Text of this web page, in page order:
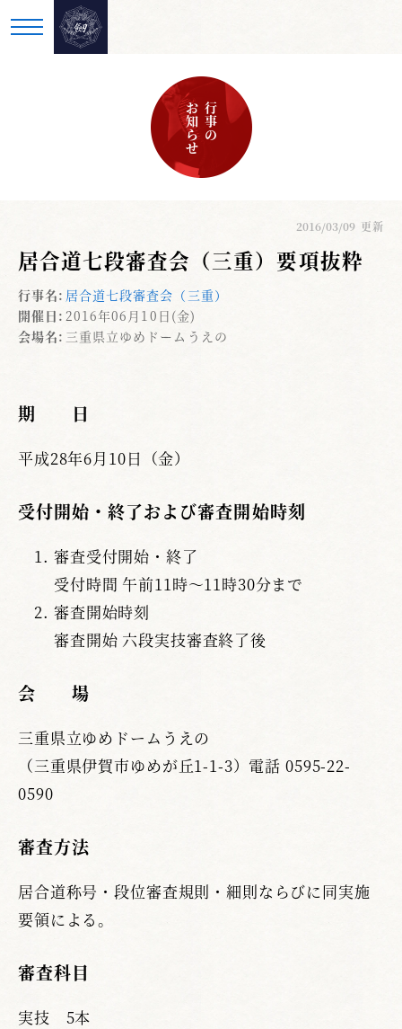
行事の
お知らせ
2016/03/09 更新
居合道七段審査会（三重）要項抜粋
行事名: 居合道七段審査会（三重）
開催日: 2016年06月10日(金)
会場名: 三重県立ゆめドームうえの
期 日
平成28年6月10日（金）
受付開始・終了および審査開始時刻
審査受付開始・終了
受付時間 午前11時～11時30分まで
審査開始時刻
審査開始 六段実技審査終了後
会 場
三重県立ゆめドームうえの
（三重県伊賀市ゆめが丘1-1-3）電話 0595-22-
0590
審査方法
居合道称号・段位審査規則・細則ならびに同実施
要領による。
審査科目
実技 5本